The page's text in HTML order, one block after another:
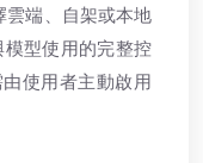
雲端、自架或本地
型使用的完整控
使用者主動啟用